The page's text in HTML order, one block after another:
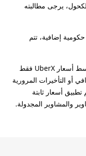
يرجى مطالبته
إضافية، تتم
*أسعار المشاوير النموذجية للركاب هي متوسط أسعار UberX فقط
أو التأخيرات المرورية
أسعار ثابتة
والمشاوير المجدولة.